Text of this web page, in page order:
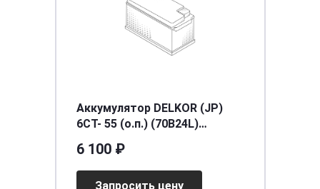
Аккумулятор DELKOR (JP)
6СТ- 55 (о.п.) (70B24L)
6 100 ₽
Запросить цену